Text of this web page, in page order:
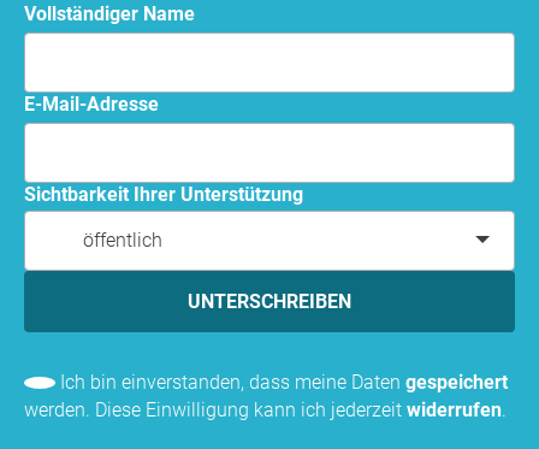
Vollständiger Name
E-Mail-Adresse
Sichtbarkeit Ihrer Unterstützung
öffentlich
UNTERSCHREIBEN
Ich bin einverstanden, dass meine Daten gespeichert
werden. Diese Einwilligung kann ich jederzeit widerrufen.